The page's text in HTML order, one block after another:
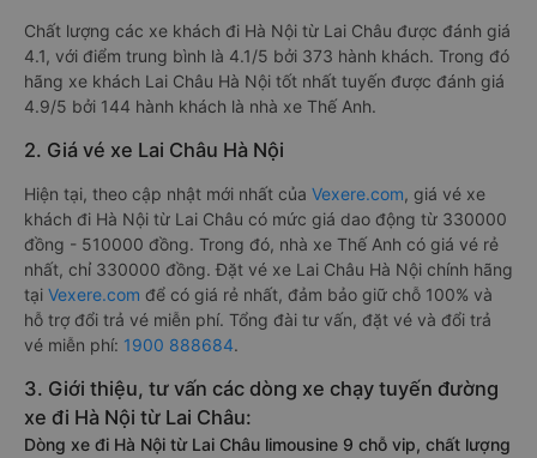
Chất lượng các xe khách đi Hà Nội từ Lai Châu được đánh giá
4.1, với điểm trung bình là 4.1/5 bởi 373 hành khách. Trong đó
hãng xe khách Lai Châu Hà Nội tốt nhất tuyến được đánh giá
4.9/5 bởi 144 hành khách là nhà xe Thế Anh.
2. Giá vé xe Lai Châu Hà Nội
Hiện tại, theo cập nhật mới nhất của Vexere.com, giá vé xe
khách đi Hà Nội từ Lai Châu có mức giá dao động từ 330000
đồng - 510000 đồng. Trong đó, nhà xe Thế Anh có giá vé rẻ
nhất, chỉ 330000 đồng. Đặt vé xe Lai Châu Hà Nội chính hãng
tại Vexere.com để có giá rẻ nhất, đảm bảo giữ chỗ 100% và
hỗ trợ đổi trả vé miễn phí. Tổng đài tư vấn, đặt vé và đổi trả
vé miễn phí: 1900 888684.
3. Giới thiệu, tư vấn các dòng xe chạy tuyến đường
xe đi Hà Nội từ Lai Châu:
Dòng xe đi Hà Nội từ Lai Châu limousine 9 chỗ vip, chất lượng